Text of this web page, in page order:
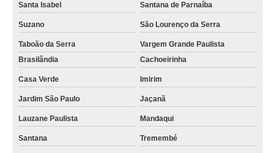
Santa Isabel Santana de Parnaíba
Suzano São Lourenço da Serra
Taboão da Serra
Vargem Grande Paulista
Brasilândia
Cachoeirinha
Casa Verde Imirim
Jardim São Paulo Jaçanã
Lauzane Paulista Mandaqui
Santana Tremembé